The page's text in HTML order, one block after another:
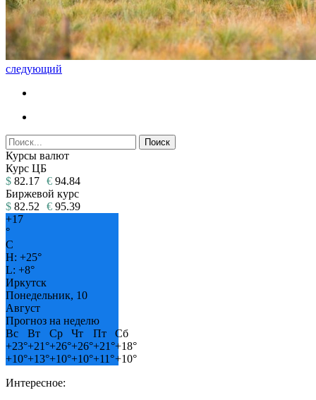
следующий
Курсы валют
Курс ЦБ
$ 82.17 € 94.84
Биржевой курс
$ 82.52 € 95.39
+17
°
C
H: +25°
L: +8°
Иркутск
Понедельник, 10
Август
Прогноз на неделю
Вс
Вт Ср Чт Пт
Сб
+23°+21°+26°+26°+21°+18°
+10°+13°+10°+10°+11°+10°
Интересное: